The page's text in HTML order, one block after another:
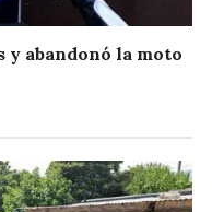
y abandonó la moto